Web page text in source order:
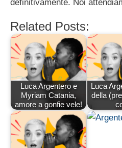
definitivamente. Noi
Related Posts:
Luca Argentero e
Myriam Catania,
amore a gonfie vele!
Luca
della